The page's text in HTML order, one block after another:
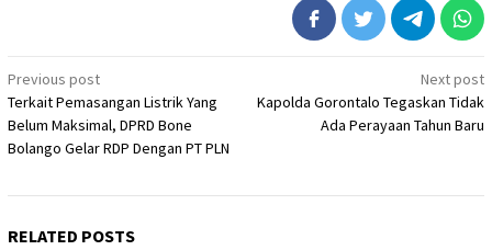
Post
navigation
Previous post
Terkait Pemasangan Listrik Yang
Belum Maksimal, DPRD Bone
Bolango Gelar RDP Dengan PT PLN
Next post
Kapolda Gorontalo Tegaskan Tidak
Ada Perayaan Tahun Baru
RELATED POSTS